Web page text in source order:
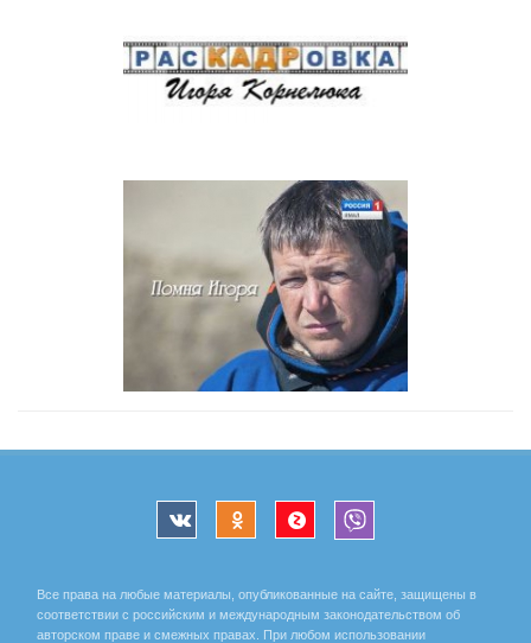
Все права на любые материалы, опубликованные на сайте, защищены в
соответствии с российским и международным законодательством об
авторском праве и смежных правах. При любом использовании